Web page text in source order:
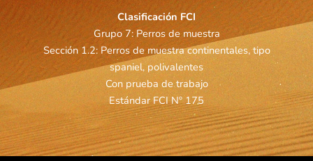
Clasificación FCI
Grupo 7: Perros de muestra
Sección 1.2: Perros de muestra continentales, tipo
spaniel, polivalentes
Con prueba de trabajo
Estándar FCI Nº 175